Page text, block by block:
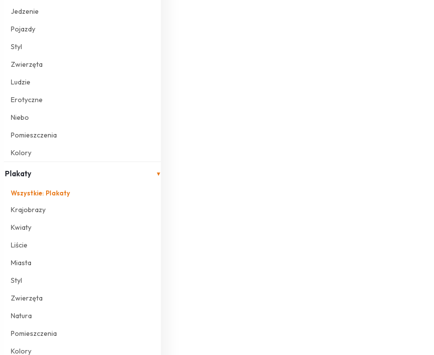
Jedzenie
Pojazdy
Styl
Zwierzęta
Ludzie
Erotyczne
Niebo
Pomieszczenia
Kolory
Plakaty ▾
Wszystkie: Plakaty
Krajobrazy
Kwiaty
Liście
Miasta
Styl
Zwierzęta
Natura
Pomieszczenia
Kolory